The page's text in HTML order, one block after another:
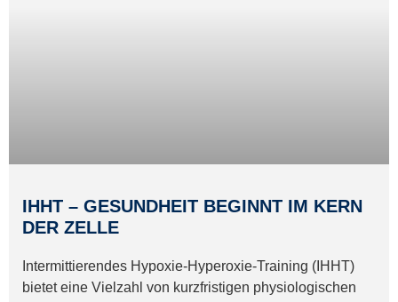
IHHT – GESUNDHEIT BEGINNT IM KERN
DER ZELLE
Intermittierendes Hypoxie-Hyperoxie-Training (IHHT)
bietet eine Vielzahl von kurzfristigen physiologischen